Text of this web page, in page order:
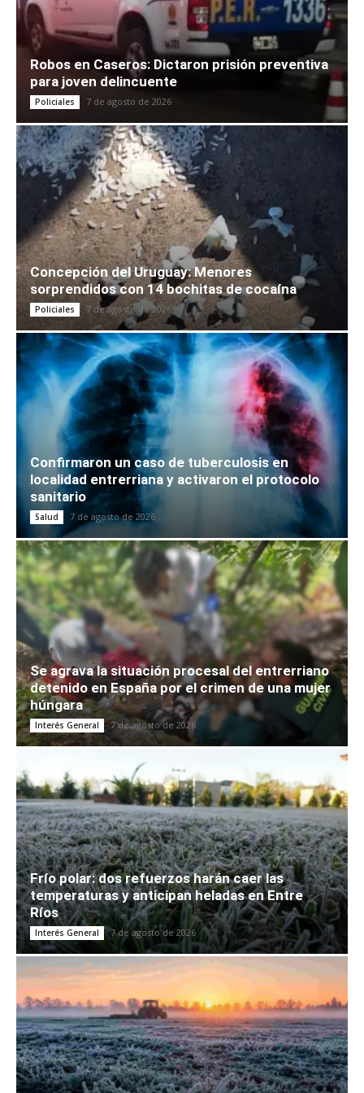
Robos en Caseros: Dictaron prisión preventiva
para joven delincuente
Policiales 7 de agosto de 2026
Concepción del Uruguay: Menores
sorprendidos con 14 bochitas de cocaína
Policiales 7 de agosto de 2026
Confirmaron un caso de tuberculosis en
localidad entrerriana y activaron el protocolo
sanitario
Salud 7 de agosto de 2026
Se agrava la situación procesal del entrerriano
detenido en España por el crimen de una mujer
húngara
Interés General 7 de agosto de 2026
Frío polar: dos refuerzos harán caer las
temperaturas y anticipan heladas en Entre
Ríos
Interés General 7 de agosto de 2026